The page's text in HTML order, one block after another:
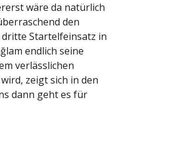
wäre da natürlich
den
dritte Startelfeinsatz in
endlich seine
verlässlichen
zeigt sich in den
dann geht es für